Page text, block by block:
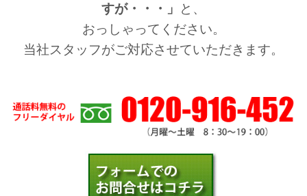
すが・・・」
と、
おっしゃってください。
当社スタッフがご対応させていただきます。